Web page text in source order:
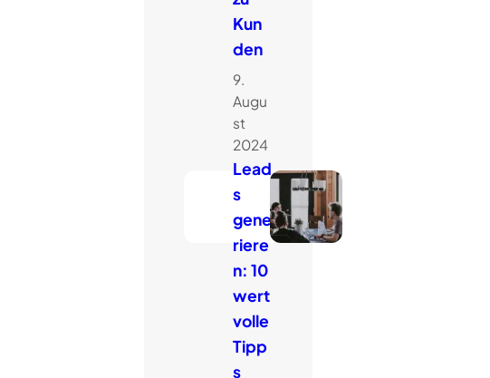
Kun
den
9.
Augu
st
2024
Lead
s
gene
riere
n: 10
wert
volle
Tipp
s